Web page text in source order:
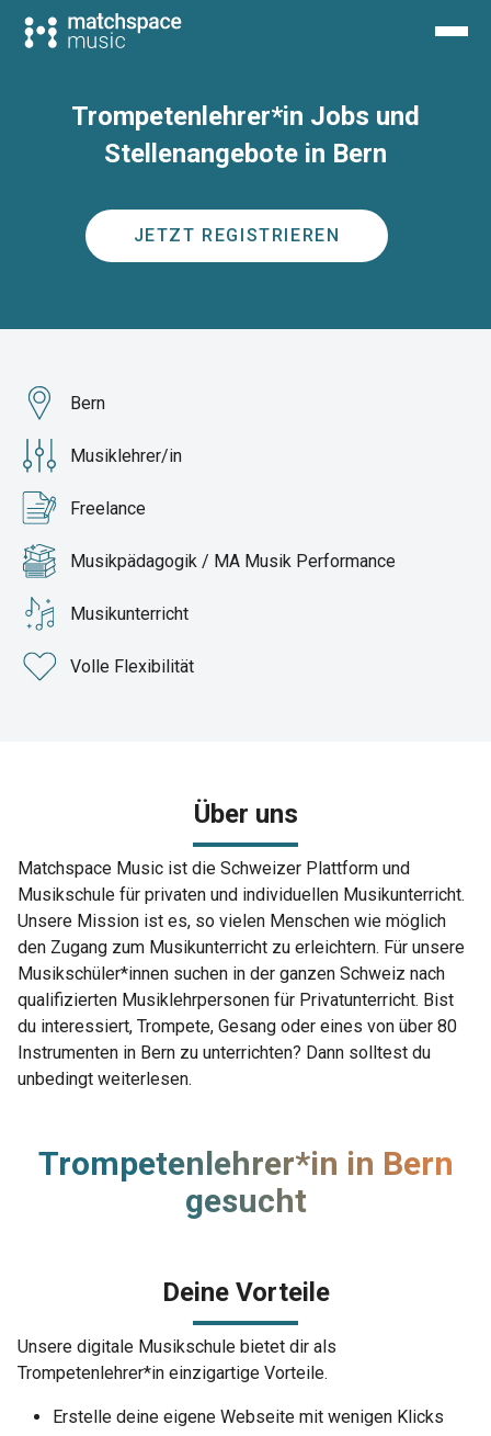
Trompetenlehrer*in Jobs und
Stellenangebote in Bern
JETZT REGISTRIEREN
Bern
Musiklehrer/in
Freelance
Musikpädagogik / MA Musik Performance
Musikunterricht
Volle Flexibilität
Über uns
Matchspace Music ist die Schweizer Plattform und
Musikschule für privaten und individuellen Musikunterricht.
Unsere Mission ist es, so vielen Menschen wie möglich
den Zugang zum Musikunterricht zu erleichtern. Für unsere
Musikschüler*innen suchen in der ganzen Schweiz nach
qualifizierten Musiklehrpersonen für Privatunterricht. Bist
du interessiert, Trompete, Gesang oder eines von über 80
Instrumenten in Bern zu unterrichten? Dann solltest du
unbedingt weiterlesen.
Trompetenlehrer*in in Bern
gesucht
Deine Vorteile
Unsere digitale Musikschule bietet dir als
Trompetenlehrer*in einzigartige Vorteile.
Erstelle deine eigene Webseite mit wenigen Klicks